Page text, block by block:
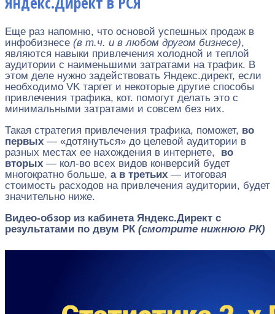
Еще раз напомню, что основой успешных продаж в
инфобизнесе (в т.ч. и в любом другом бизнесе),
являются навыки привлечения холодной и теплой
аудитории с наименьшими затратами на трафик. В
этом деле нужно задействовать Яндекс.директ, если
необходимо VK таргет и некоторые другие способы
привлечения трафика, кот. помогут делать это с
минимальными затратами и совсем без них.
Такая стратегия привлечения трафика, поможет, во
первых — «дотянуться» до целевой аудитории в
разных местах ее нахождения в интернете, во
вторых — кол-во всех видов конверсий будет
многократно больше, а в третьих — итоговая
стоимость расходов на привлечения аудитории, будет
значительно ниже.
Видео-обзор из кабинета Яндекс.Директ с
результатами по двум РК (смотрите нижнюю РК)